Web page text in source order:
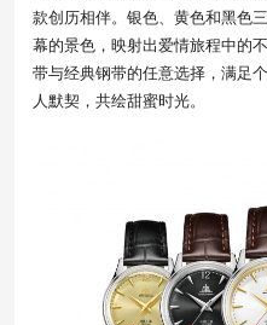
款创历相伴。银色、黄色和黑色
幕的景色，映射出爱情旅程中的
带与经典钢带的任意选择，满足
人默契，共绘甜蜜时光。